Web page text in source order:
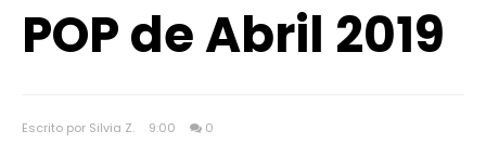
POP de Abril 2019
Escrito por Silvia Z. 9:00 0